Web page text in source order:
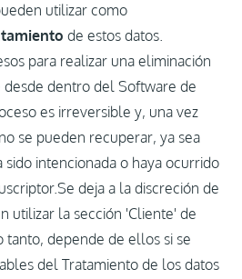
utilizar como
de estos datos.
para realizar una eliminación
dentro del Software de
es irreversible y, una vez
se pueden recuperar, ya sea
intencionada o haya ocurrido
deja a la discreción de
utilizar la sección 'Cliente' de
tanto, depende de ellos si se
del Tratamiento de los datos